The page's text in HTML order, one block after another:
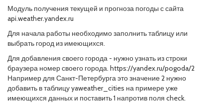
Модуль получения текущей и прогноза погоды с сайта
api.weather.yandex.ru
Для начала работы необходимо заполнить таблицу или
выбрать город из имеющихся.
Для добавления своего города - нужно узнать из строки
браузера номер своего города. https://yandex.ru/pogoda/2
Например для Санкт-Петербурга это значение 2 нужно
добавить в таблицу yaweather_cities на примере уже
имеющихся данных и поставить 1 напротив поля check.